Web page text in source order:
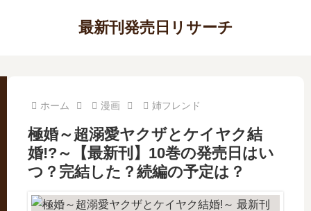
最新刊発売日リサーチ
ホーム 漫画 姉フレンド
極婚～超溺愛ヤクザとケイヤク結
婚!?～【最新刊】10巻の発売日はい
つ？完結した？続編の予定は？